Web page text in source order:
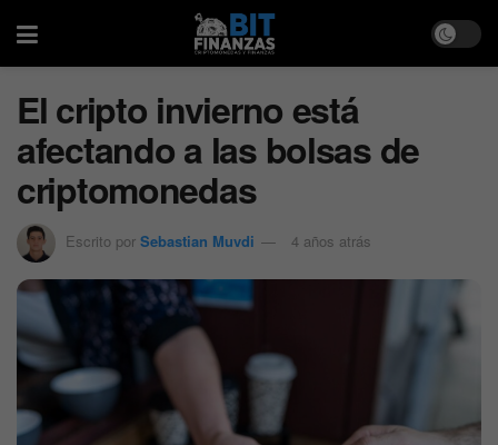
El cripto invierno está
afectando a las bolsas de
criptomonedas
Escrito por Sebastian Muvdi 4 años atrás